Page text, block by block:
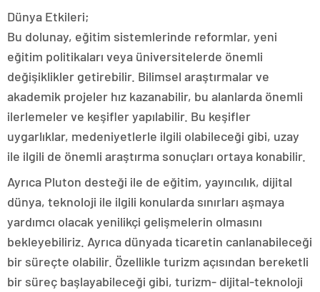
Dünya Etkileri;
Bu dolunay, eğitim sistemlerinde reformlar, yeni
eğitim politikaları veya üniversitelerde önemli
değişiklikler getirebilir. Bilimsel araştırmalar ve
akademik projeler hız kazanabilir, bu alanlarda önemli
ilerlemeler ve keşifler yapılabilir. Bu keşifler
uygarlıklar, medeniyetlerle ilgili olabileceği gibi, uzay
ile ilgili de önemli araştırma sonuçları ortaya konabilir.
Ayrıca Pluton desteği ile de eğitim, yayıncılık, dijital
dünya, teknoloji ile ilgili konularda sınırları aşmaya
yardımcı olacak yenilikçi gelişmelerin olmasını
bekleyebiliriz. Ayrıca dünyada ticaretin canlanabileceği
bir süreçte olabilir. Özellikle turizm açısından bereketli
bir süreç başlayabileceği gibi, turizm- dijital-teknoloji